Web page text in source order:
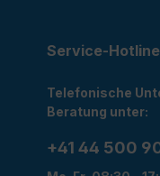
Service-Hotline
Telefonische
Beratung unter:
+41 44 500